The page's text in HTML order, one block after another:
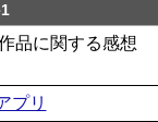
品に関する感想
プリ